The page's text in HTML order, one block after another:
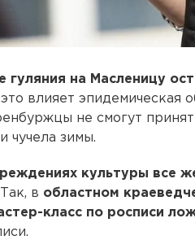
гуляния на Масленицу
влияет эпидемическая
не смогут
чучела зимы.
культуры все
в областном
класс по росписи